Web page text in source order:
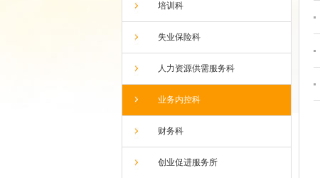
培训科
失业保险科
人力资源供需服务科
业务内控科
财务科
创业促进服务所